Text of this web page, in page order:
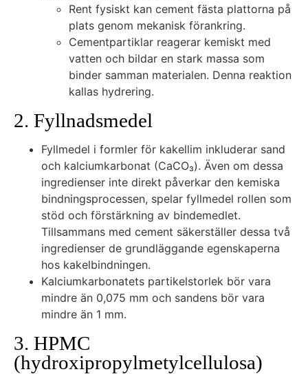
Rent fysiskt kan cement fästa plattorna på
plats genom mekanisk förankring.
Cementpartiklar reagerar kemiskt med
vatten och bildar en stark massa som
binder samman materialen. Denna reaktion
kallas hydrering.
2. Fyllnadsmedel
Fyllmedel i formler för kakellim inkluderar sand
och kalciumkarbonat (CaCO₃). Även om dessa
ingredienser inte direkt påverkar den kemiska
bindningsprocessen, spelar fyllmedel rollen som
stöd och förstärkning av bindemedlet.
Tillsammans med cement säkerställer dessa två
ingredienser de grundläggande egenskaperna
hos kakelbindningen.
Kalciumkarbonatets partikelstorlek bör vara
mindre än 0,075 mm och sandens bör vara
mindre än 1 mm.
3. HPMC
(hydroxipropylmetylcellulosa)